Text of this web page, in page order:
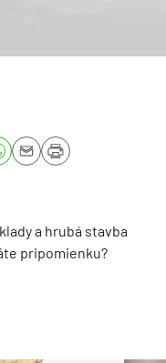
a hrubá stavba
pripomienku?